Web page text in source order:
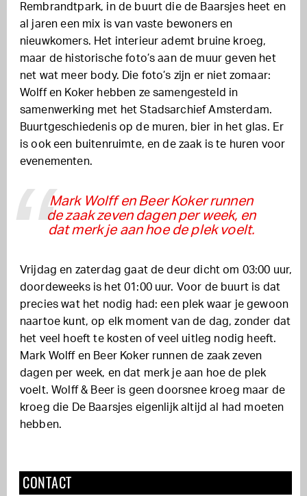
Rembrandtpark, in de buurt die de Baarsjes heet en
al jaren een mix is van vaste bewoners en
nieuwkomers. Het interieur ademt bruine kroeg,
maar de historische foto’s aan de muur geven het
net wat meer body. Die foto’s zijn er niet zomaar:
Wolff en Koker hebben ze samengesteld in
samenwerking met het Stadsarchief Amsterdam.
Buurtgeschiedenis op de muren, bier in het glas. Er
is ook een buitenruimte, en de zaak is te huren voor
evenementen.
Mark Wolff en Beer Koker runnen
de zaak zeven dagen per week, en
dat merk je aan hoe de plek voelt.
Vrijdag en zaterdag gaat de deur dicht om 03:00 uur,
doordeweeks is het 01:00 uur. Voor de buurt is dat
precies wat het nodig had: een plek waar je gewoon
naartoe kunt, op elk moment van de dag, zonder dat
het veel hoeft te kosten of veel uitleg nodig heeft.
Mark Wolff en Beer Koker runnen de zaak zeven
dagen per week, en dat merk je aan hoe de plek
voelt. Wolff & Beer is geen doorsnee kroeg maar de
kroeg die De Baarsjes eigenlijk altijd al had moeten
hebben.
CONTACT